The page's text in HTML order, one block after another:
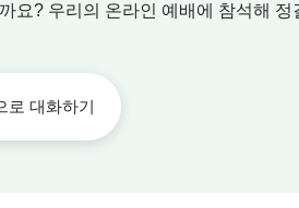
것임이요 (마태복음 5:3)
요? 우리의 온라인 예배에 참석해 정
로 대화하기